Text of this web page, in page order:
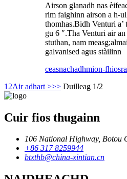
Airson glanadh nas
rim faighinn airson a h-
thomhas.Bidh Venturi
gu 6 ″.Tha Venturi air
stuthan, nam
galvanised agus stàilinn
ceasnachadhmion-
1 2Air adhart >>> Duilleag 1/2
Cuir fios thugainn
106 National Highway, Botou
+86 317 8259944
btxthb@china-xintian.cn